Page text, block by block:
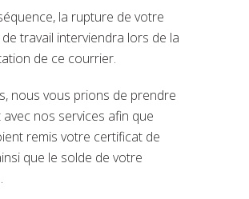
la rupture de votre
travail interviendra lors de la
de ce courrier.
nous vous prions de prendre
nos services afin que
remis votre certificat de
que le solde de votre